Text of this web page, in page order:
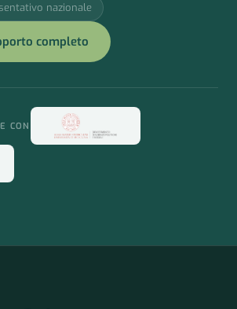
nazionale
completo
CON